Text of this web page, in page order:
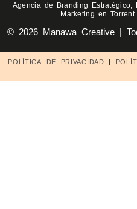
Agencia de Branding
Marketing en
© 2026 Manawa Creative |
POLÍTICA DE PRIVACIDAD